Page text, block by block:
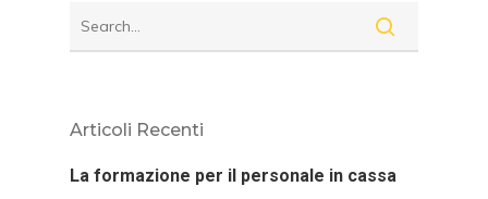
Articoli Recenti
La formazione per il personale in cassa